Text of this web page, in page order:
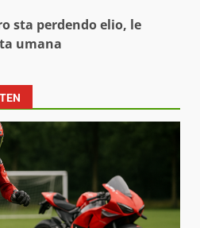
sta perdendo elio, le
umana